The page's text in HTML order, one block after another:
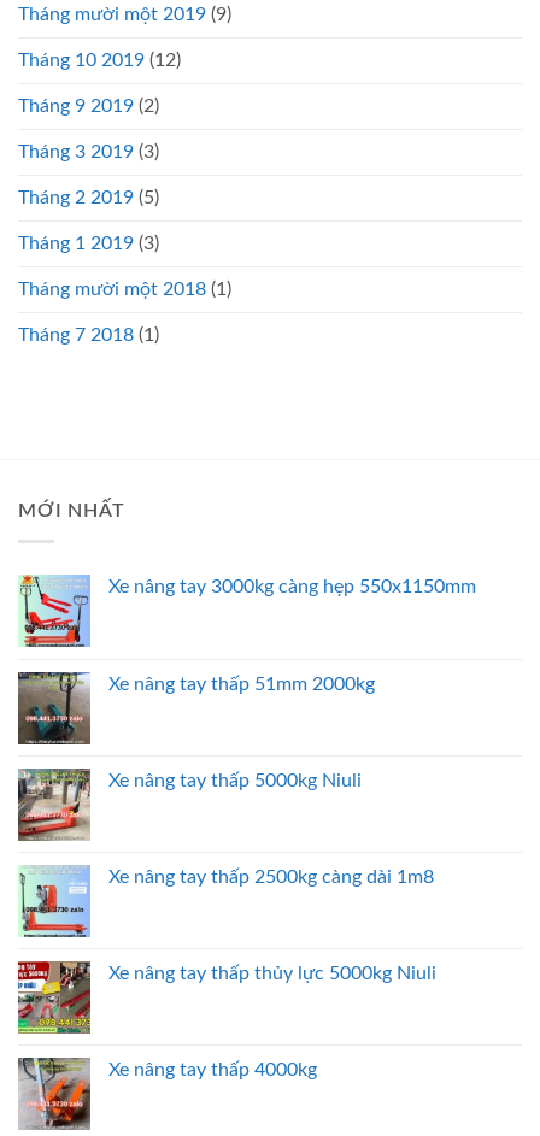
Tháng mười một 2019 (9)
Tháng 10 2019 (12)
Tháng 9 2019 (2)
Tháng 3 2019 (3)
Tháng 2 2019 (5)
Tháng 1 2019 (3)
Tháng mười một 2018 (1)
Tháng 7 2018 (1)
MỚI NHẤT
Xe nâng tay 3000kg càng hẹp 550x1150mm
Xe nâng tay thấp 51mm 2000kg
Xe nâng tay thấp 5000kg Niuli
Xe nâng tay thấp 2500kg càng dài 1m8
Xe nâng tay thấp thủy lực 5000kg Niuli
Xe nâng tay thấp 4000kg